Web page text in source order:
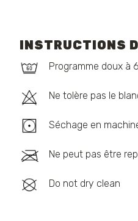
INSTRUCTIONS
Programme doux à
Ne tolère pas le
Séchage en
Ne peut pas être
Do not dry clean